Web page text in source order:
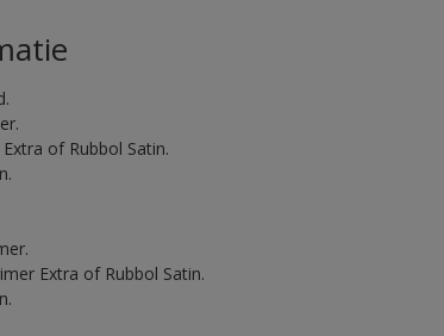
of Rubbol Satin.
Extra of Rubbol Satin.